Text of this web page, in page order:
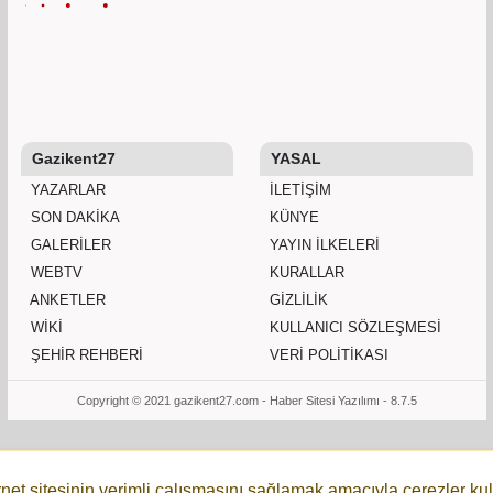
Gazikent27
YAZARLAR
SON DAKİKA
GALERİLER
WEBTV
ANKETLER
WİKİ
ŞEHİR REHBERİ
YASAL
İLETIŞIM
KÜNYE
YAYIN İLKELERI
KURALLAR
GIZLILIK
KULLANICI SÖZLEŞMESI
VERI POLITIKASI
Copyright © 2021 gazikent27.com - Haber Sitesi Yazılımı - 8.7.5